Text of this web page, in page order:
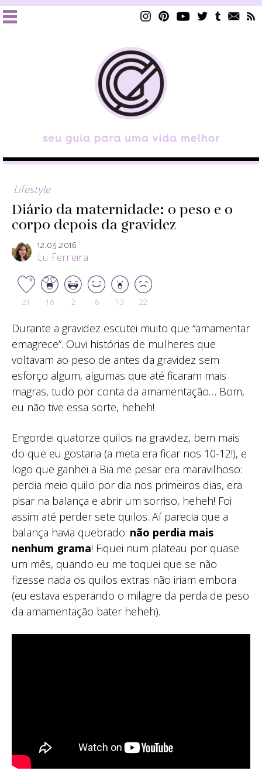
Lifestyle
Diário da maternidade: o peso e o
corpo depois da gravidez
12.03.2016
Lu Ferreira
21 16 2 6 13 22
Durante a gravidez escutei muito que “amamentar
emagrece”. Ouvi histórias de mulheres que
voltavam ao peso de antes da gravidez sem
esforço algum, algumas que até ficaram mais
magras, tudo por conta da amamentação… Bom,
eu não tive essa sorte, heheh!
Engordei quatorze quilos na gravidez, bem mais
do que eu gostaria (a meta era ficar nos 10-12!), e
logo que ganhei a Bia me pesar era maravilhoso:
perdia meio quilo por dia nos primeiros dias, era
pisar na balança e abrir um sorriso, heheh! Foi
assim até perder sete quilos. Aí parecia que a
balança havia quebrado: não perdia mais
nenhum grama! Fiquei num plateau por quase
um mês, quando eu me toquei que se não
fizesse nada os quilos extras não iriam embora
(eu estava esperando o milagre da perda de peso
da amamentação bater heheh).